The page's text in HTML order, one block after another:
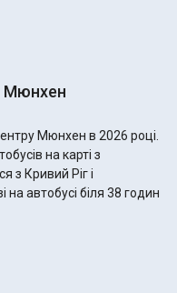
Мюнхен
Мюнхен в 2026 році.
на карті з
з Кривий Ріг і
автобусі біля 38 годин